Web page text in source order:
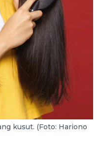
kusut. (Foto: Hariono